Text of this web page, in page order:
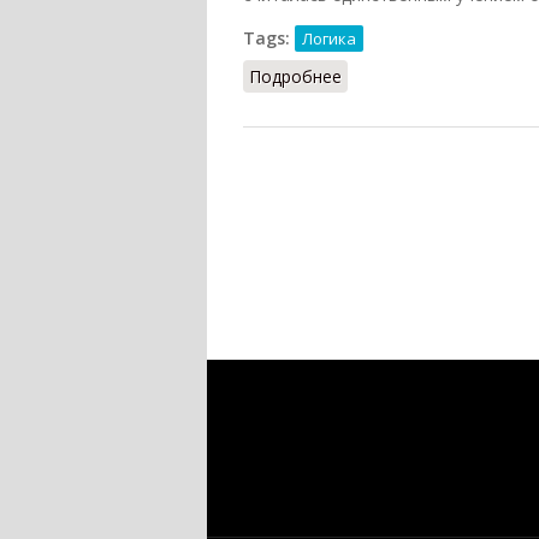
Tags:
Логика
Подробнее